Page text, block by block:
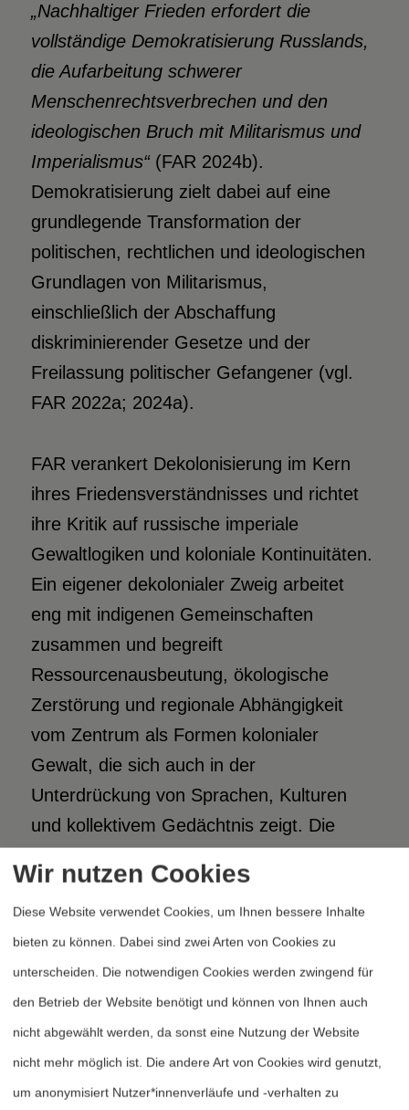
„Nachhaltiger Frieden erfordert die
vollständige Demokratisierung Russlands,
die Aufarbeitung schwerer
Menschenrechtsverbrechen und den
ideologischen Bruch mit Militarismus und
Imperialismus“(FAR 2024b).
Demokratisierung zielt dabei auf eine
grundlegende Transformation der
politischen, rechtlichen und ideologischen
Grundlagen von Militarismus,
einschließlich der Abschaffung
diskriminierender Gesetze und der
Freilassung politischer Gefangener (vgl.
FAR 2022a; 2024a).
FAR verankert Dekolonisierung im Kern
ihres Friedensverständnisses und richtet
ihre Kritik auf russische imperiale
Gewaltlogiken und koloniale Kontinuitäten.
Ein eigener dekolonialer Zweig arbeitet
eng mit indigenen Gemeinschaften
zusammen und begreift
Ressourcenausbeutung, ökologische
Zerstörung und regionale Abhängigkeit
vom Zentrum als Formen kolonialer
Gewalt, die sich auch in der
Unterdrückung von Sprachen, Kulturen
und kollektivem Gedächtnis zeigt. Die
Ausdruck derselben imperialen
Kontinuitäten. Nachhaltiger Frieden
erfordert für FAR daher einen Bruch mit
diesen Gewaltlogiken – ein Ende von
Besatzung, Repression und Zwangs-
Russifizierung ebenso wie der Ausbeutung
natürlicher wie menschlicher Ressourcen
und Lebensräume. Zugleich erhält die
Wir nutzen Cookies
Diese Website verwendet Cookies, um Ihnen bessere Inhalte
bieten zu können. Dabei sind zwei Arten von Cookies zu
unterscheiden. Die notwendigen Cookies werden zwingend für
den Betrieb der Website benötigt und können von Ihnen auch
nicht abgewählt werden, da sonst eine Nutzung der Website
nicht mehr möglich ist. Die andere Art von Cookies wird genutzt,
um anonymisiert Nutzer*innenverläufe und -verhalten zu